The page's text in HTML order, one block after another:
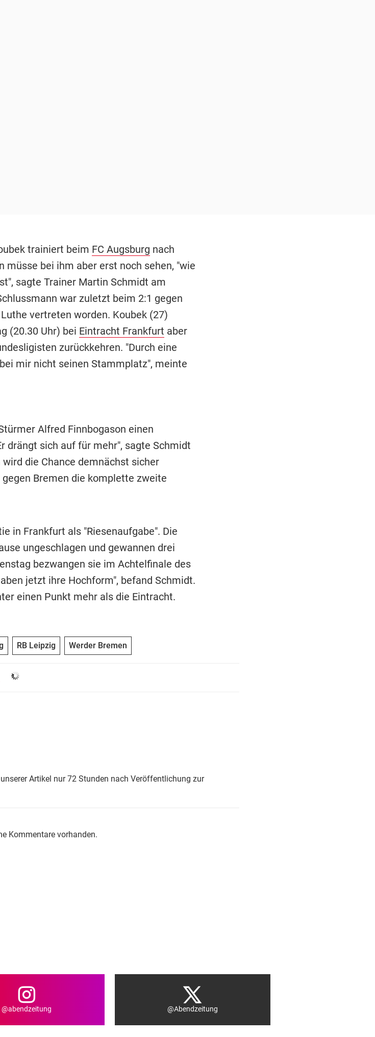
trainiert beim FC Augsburg nach
müsse bei ihm aber erst noch sehen, "wie
sagte Trainer Martin Schmidt am
war zuletzt beim 2:1 gegen
vertreten worden. Koubek (27)
(20.30 Uhr) bei Eintracht Frankfurt aber
zurückkehren. "Durch eine
mir nicht seinen Stammplatz", meinte
Alfred Finnbogason einen
drängt sich auf für mehr", sagte Schmidt
die Chance demnächst sicher
Bremen die komplette zweite
in Frankfurt als "Riesenaufgabe". Die
ungeschlagen und gewannen drei
bezwangen sie im Achtelfinale des
jetzt ihre Hochform", befand Schmidt.
einen Punkt mehr als die Eintracht.
RB Leipzig Werder Bremen
Artikel nur 72 Stunden nach Veröffentlichung zur
Kommentare vorhanden.
@abendzeitung @Abendzeitung